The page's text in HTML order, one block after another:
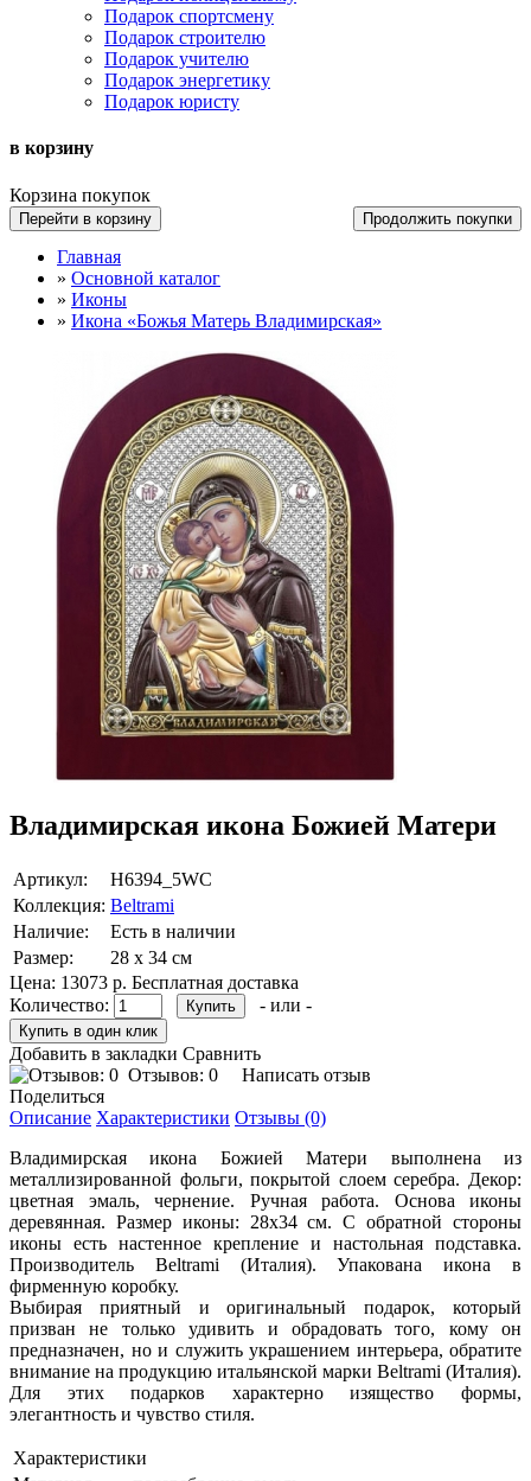
Подарок спортсмену
Подарок строителю
Подарок учителю
Подарок энергетику
Подарок юристу
в корзину
Корзина покупок
Перейти в корзину Продолжить покупки
Главная
» Основной каталог
» Иконы
» Икона «Божья Матерь Владимирская»
Владимирская икона Божией Матери
Артикул:
H6394_5WC
Коллекция: Beltrami
Наличие:
Есть в наличии
Размер:
28 х 34 см
Цена: 13073 р. Бесплатная доставка
Количество:
- или -
Добавить в закладки Сравнить
Отзывов: 0
Написать отзыв
Поделиться
Описание Характеристики Отзывы (0)
Владимирская икона Божией Матери выполнена из
металлизированной фольги, покрытой слоем серебра. Декор:
цветная эмаль, чернение. Ручная работа. Основа иконы
деревянная. Размер иконы: 28х34 см. С обратной стороны
иконы есть настенное крепление и настольная подставка.
Производитель Beltrami (Италия). Упакована икона в
фирменную коробку.
Выбирая приятный и оригинальный подарок, который
призван не только удивить и обрадовать того, кому он
предназначен, но и служить украшением интерьера, обратите
внимание на продукцию итальянской марки Beltrami (Италия).
Для этих подарков характерно изящество формы,
элегантность и чувство стиля.
Характеристики